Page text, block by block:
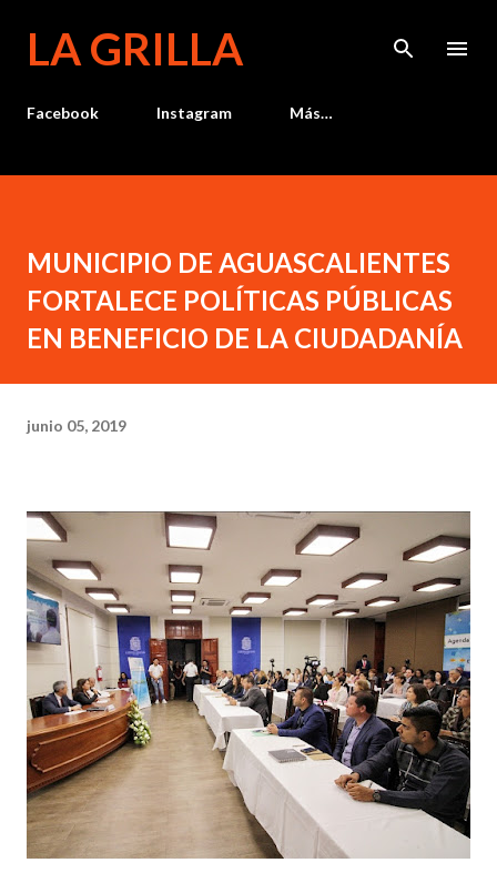
LA GRILLA
Facebook Instagram Más…
MUNICIPIO DE AGUASCALIENTES
FORTALECE POLÍTICAS PÚBLICAS
EN BENEFICIO DE LA CIUDADANÍA
junio 05, 2019